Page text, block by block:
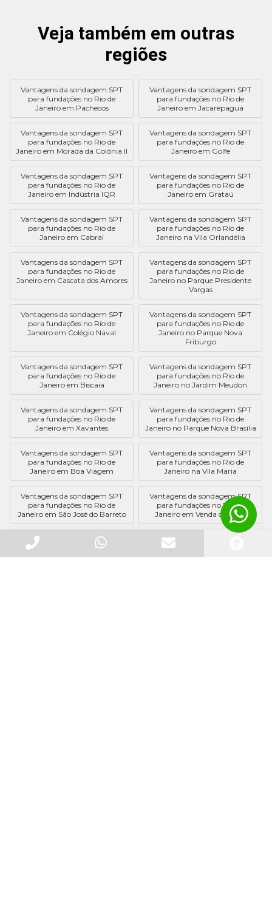
Veja também em outras
regiões
Vantagens da sondagem SPT
para fundações no Rio de
Janeiro em Pachecos
Vantagens da sondagem SPT
para fundações no Rio de
Janeiro em Jacarepaguá
Vantagens da sondagem SPT
para fundações no Rio de
Janeiro em Morada da Colônia II
Vantagens da sondagem SPT
para fundações no Rio de
Janeiro em Golfe
Vantagens da sondagem SPT
para fundações no Rio de
Janeiro em Indústria IQR
Vantagens da sondagem SPT
para fundações no Rio de
Janeiro em Grataú
Vantagens da sondagem SPT
para fundações no Rio de
Janeiro em Cabral
Vantagens da sondagem SPT
para fundações no Rio de
Janeiro na Vila Orlandélia
Vantagens da sondagem SPT
para fundações no Rio de
Janeiro em Cascata dos Amores
Vantagens da sondagem SPT
para fundações no Rio de
Janeiro no Parque Presidente
Vargas
Vantagens da sondagem SPT
para fundações no Rio de
Janeiro em Colégio Naval
Vantagens da sondagem SPT
para fundações no Rio de
Janeiro no Parque Nova
Friburgo
Vantagens da sondagem SPT
para fundações no Rio de
Janeiro em Biscaia
Vantagens da sondagem SPT
para fundações no Rio de
Janeiro no Jardim Meudon
Vantagens da sondagem SPT
para fundações no Rio de
Janeiro em Xavantes
Vantagens da sondagem SPT
para fundações no Rio de
Janeiro no Parque Nova Brasília
Vantagens da sondagem SPT
para fundações no Rio de
Janeiro em Boa Viagem
Vantagens da sondagem SPT
para fundações no Rio de
Janeiro na Vila Maria
Vantagens da sondagem SPT
para fundações no Rio de
Janeiro em São José do Barreto
Vantagens da sondagem SPT
para fundações no Rio de
Janeiro em Venda da Cruz